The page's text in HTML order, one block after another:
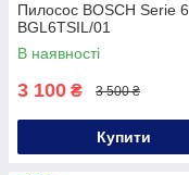
Пилосос BOSCH Serie 6
BGL6TSIL/01
В наявності
3 100 ₴ 3 500 ₴
Купити